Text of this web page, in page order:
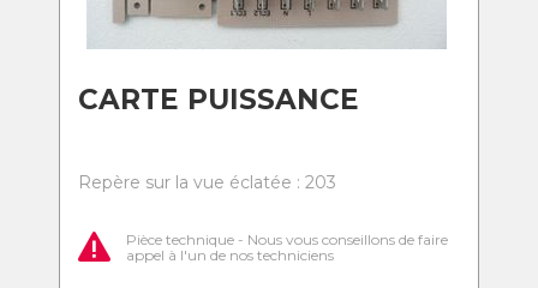
CARTE PUISSANCE
Repère sur la vue éclatée : 203
Pièce technique - Nous vous conseillons de faire
appel à l'un de nos techniciens